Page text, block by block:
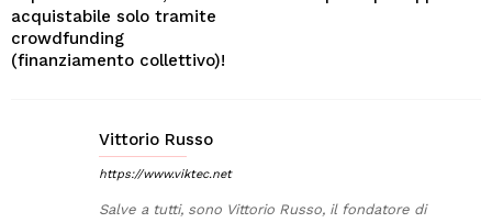
acquistabile solo tramite
crowdfunding
(finanziamento collettivo)!
Vittorio Russo
https://www.viktec.net
Salve a tutti, sono Vittorio Russo, il fondatore di